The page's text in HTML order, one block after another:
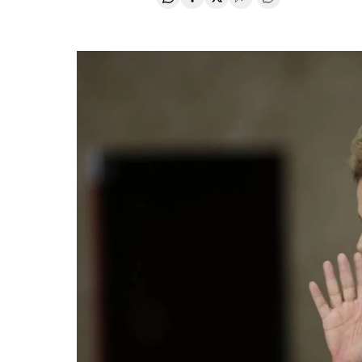
Compartir en Whatsapp
Compartir en Facebook
Compartir en Twitter
Desplegar Redes
Comentários